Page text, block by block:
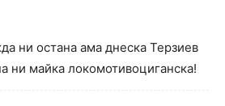
ни остана ама днеска Терзиев
ни майка локомотивоциганска!